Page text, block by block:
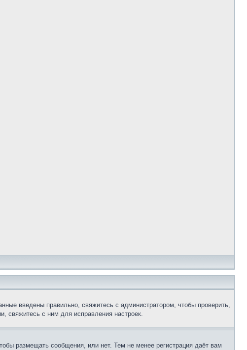
введены правильно, свяжитесь с администратором, чтобы проверить,
свяжитесь с ним для исправления настроек.
размещать сообщения, или нет. Тем не менее регистрация даёт вам